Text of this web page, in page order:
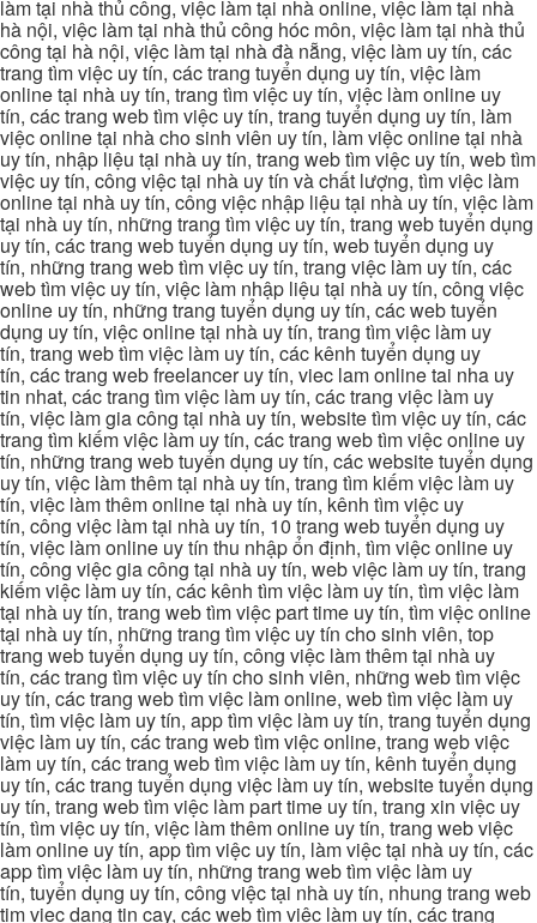
làm tại nhà thủ công, việc làm tại nhà online, việc làm tại nhà
hà nội, việc làm tại nhà thủ công hóc môn, việc làm tại nhà thủ
công tại hà nội, việc làm tại nhà đà nẵng, việc làm uy tín, các
trang tìm việc uy tín, các trang tuyển dụng uy tín, việc làm
online tại nhà uy tín, trang tìm việc uy tín, việc làm online uy
tín, các trang web tìm việc uy tín, trang tuyển dụng uy tín, làm
việc online tại nhà cho sinh viên uy tín, làm việc online tại nhà
uy tín, nhập liệu tại nhà uy tín, trang web tìm việc uy tín, web tìm
việc uy tín, công việc tại nhà uy tín và chất lượng, tìm việc làm
online tại nhà uy tín, công việc nhập liệu tại nhà uy tín, việc làm
tại nhà uy tín, những trang tìm việc uy tín, trang web tuyển dụng
uy tín, các trang web tuyển dụng uy tín, web tuyển dụng uy
tín, những trang web tìm việc uy tín, trang việc làm uy tín, các
web tìm việc uy tín, việc làm nhập liệu tại nhà uy tín, công việc
online uy tín, những trang tuyển dụng uy tín, các web tuyển
dụng uy tín, việc online tại nhà uy tín, trang tìm việc làm uy
tín, trang web tìm việc làm uy tín, các kênh tuyển dụng uy
tín, các trang web freelancer uy tín, viec lam online tai nha uy
tin nhat, các trang tìm việc làm uy tín, các trang việc làm uy
tín, việc làm gia công tại nhà uy tín, website tìm việc uy tín, các
trang tìm kiếm việc làm uy tín, các trang web tìm việc online uy
tín, những trang web tuyển dụng uy tín, các website tuyển dụng
uy tín, việc làm thêm tại nhà uy tín, trang tìm kiếm việc làm uy
tín, việc làm thêm online tại nhà uy tín, kênh tìm việc uy
tín, công việc làm tại nhà uy tín, 10 trang web tuyển dụng uy
tín, việc làm online uy tín thu nhập ổn định, tìm việc online uy
tín, công việc gia công tại nhà uy tín, web việc làm uy tín, trang
kiếm việc làm uy tín, các kênh tìm việc làm uy tín, tìm việc làm
tại nhà uy tín, trang web tìm việc part time uy tín, tìm việc online
tại nhà uy tín, những trang tìm việc uy tín cho sinh viên, top
trang web tuyển dụng uy tín, công việc làm thêm tại nhà uy
tín, các trang tìm việc uy tín cho sinh viên, những web tìm việc
uy tín, các trang web tìm việc làm online, web tìm việc làm uy
tín, tìm việc làm uy tín, app tìm việc làm uy tín, trang tuyển dụng
việc làm uy tín, các trang web tìm việc online, trang web việc
làm uy tín, các trang web tìm việc làm uy tín, kênh tuyển dụng
uy tín, các trang tuyển dụng việc làm uy tín, website tuyển dụng
uy tín, trang web tìm việc làm part time uy tín, trang xin việc uy
tín, tìm việc uy tín, việc làm thêm online uy tín, trang web việc
làm online uy tín, app tìm việc uy tín, làm việc tại nhà uy tín, các
app tìm việc làm uy tín, những trang web tìm việc làm uy
tín, tuyển dụng uy tín, công việc tại nhà uy tín, nhung trang web
tim viec dang tin cay, các web tìm việc làm uy tín, các trang